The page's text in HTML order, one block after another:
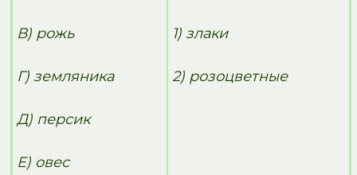
В) рожь
Г) земляника
Д) персик
Е) овес
1) злаки
2) розоцветные